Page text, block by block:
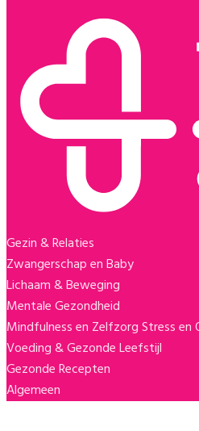
Gezin & Relaties
Zwangerschap en Baby
Lichaam & Beweging
Mentale Gezondheid
Mindfulness en ZelfzorgStress en
Voeding & Gezonde Leefstijl
Gezonde Recepten
Algemeen